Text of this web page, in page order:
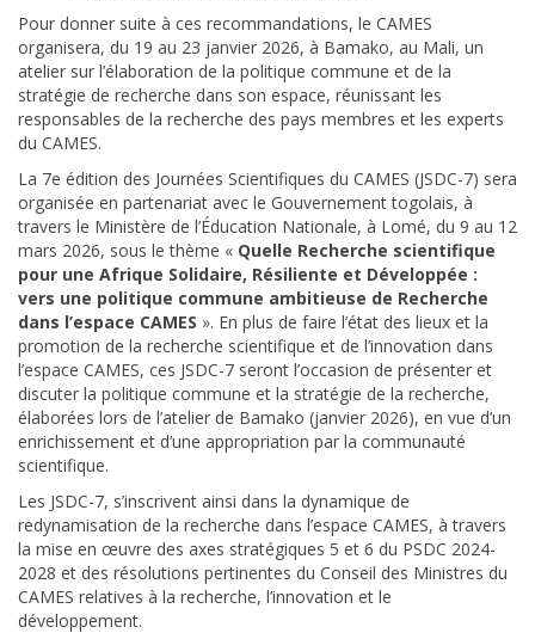
Pour donner suite à ces recommandations, le CAMES
organisera, du 19 au 23 janvier 2026, à Bamako, au Mali, un
atelier sur l’élaboration de la politique commune et de la
stratégie de recherche dans son espace, réunissant les
responsables de la recherche des pays membres et les experts
du CAMES.
La 7e édition des Journées Scientifiques du CAMES (JSDC-7) sera
organisée en partenariat avec le Gouvernement togolais, à
travers le Ministère de l’Éducation Nationale, à Lomé, du 9 au 12
mars 2026, sous le thème « Quelle Recherche scientifique
pour une Afrique Solidaire, Résiliente et Développée :
vers une politique commune ambitieuse de Recherche
dans l’espace CAMES ». En plus de faire l’état des lieux et la
promotion de la recherche scientifique et de l’innovation dans
l’espace CAMES, ces JSDC-7 seront l’occasion de présenter et
discuter la politique commune et la stratégie de la recherche,
élaborées lors de l’atelier de Bamako (janvier 2026), en vue d’un
enrichissement et d’une appropriation par la communauté
scientifique.
Les JSDC-7, s’inscrivent ainsi dans la dynamique de
redynamisation de la recherche dans l’espace CAMES, à travers
la mise en œuvre des axes stratégiques 5 et 6 du PSDC 2024-
2028 et des résolutions pertinentes du Conseil des Ministres du
CAMES relatives à la recherche, l’innovation et le
développement.